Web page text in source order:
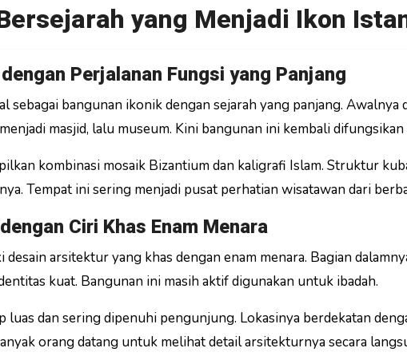
yang Menjadi Ikon
Perjalanan Fungsi yang Panjang
sebagai bangunan ikonik dengan sejarah yang panjang. Awalnya
masjid, lalu museum. Kini bangunan ini kembali difungsikan
kombinasi mosaik Bizantium dan kaligrafi Islam. Struktur
Tempat ini sering menjadi pusat perhatian wisatawan dari
Ciri Khas Enam Menara
desain arsitektur yang khas dengan enam menara. Bagian
kuat. Bangunan ini masih aktif digunakan untuk ibadah.
luas dan sering dipenuhi pengunjung. Lokasinya berdekatan
orang datang untuk melihat detail arsitekturnya secara